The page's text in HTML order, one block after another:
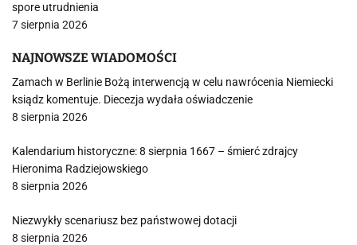
spore utrudnienia
7 sierpnia 2026
NAJNOWSZE WIADOMOŚCI
Zamach w Berlinie Bożą interwencją w celu nawrócenia Niemiecki
ksiądz komentuje. Diecezja wydała oświadczenie
8 sierpnia 2026
Kalendarium historyczne: 8 sierpnia 1667 – śmierć zdrajcy
Hieronima Radziejowskiego
8 sierpnia 2026
Niezwykły scenariusz bez państwowej dotacji
8 sierpnia 2026